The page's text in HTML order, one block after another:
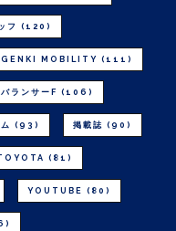
フ (120)
GENKI MOBILITY (111)
ランサーF (106)
(93) 掲載誌 (90)
(81)
YOUTUBE (80)